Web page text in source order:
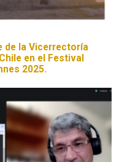
de la Vicerrectoría
en el Festival
2025.